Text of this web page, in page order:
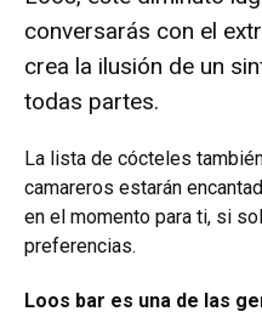
conversarás con el
crea la ilusión de un
todas partes.
La lista de cócteles
camareros estarán
en el momento para ti, si
preferencias.
Loos bar es una de las